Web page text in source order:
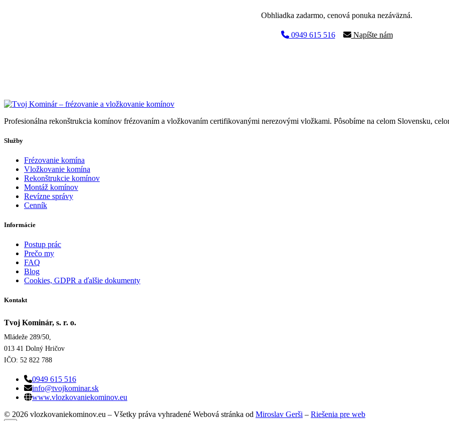
Obhliadka zadarmo, cenová ponuka nezáväzná.
0949 615 516 Napíšte nám
Profesionálna rekonštrukcia komínov frézovaním a vložkovaním certifikovanými nerezovými vložkami. Pôsobíme na celom Slovensku,
Služby
Frézovanie komína
Vložkovanie komína
Rekonštrukcie komínov
Montáž komínov
Revízne správy
Cenník
Informácie
Postup prác
Prečo my
FAQ
Blog
Cookies, GDPR a ďalšie dokumenty
Kontakt
Tvoj Kominár, s. r. o.
Mládeže 289/50,
013 41 Dolný Hričov
IČO: 52 822 788
0949 615 516
info@tvojkominar.sk
www.vlozkovaniekominov.eu
© 2026 vlozkovaniekominov.eu – Všetky práva vyhradené Webová stránka od Miroslav Gerši – Riešenia pre web